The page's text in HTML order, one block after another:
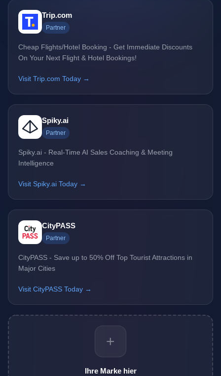
Trip.com
Partner
Cheap Flights/Hotel Booking - Get Immediate Discounts
On Your Next Flight & Hotel Bookings!
Visit Trip.com Today →
Spiky.ai
Partner
Spiky.ai - Real-Time AI Sales Coaching & Meeting
Intelligence
Visit Spiky.ai Today →
CityPASS
Partner
CityPASS - Save up to 50% Off Top Tourist Attractions in
Major Cities
Visit CityPASS Today →
+
Ihre Marke hier